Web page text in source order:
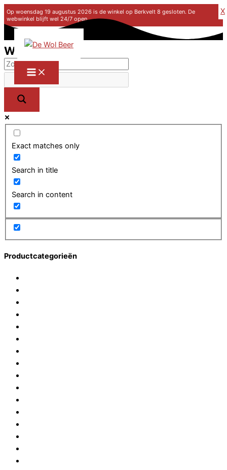
Op woensdag 19 augustus 2026 is de winkel op Berkvelt 8 gesloten. De
webwinkel blijft wel 24/7 open.
X
Winkel
Exact matches only
Search in title
Search in content
Productcategorieën